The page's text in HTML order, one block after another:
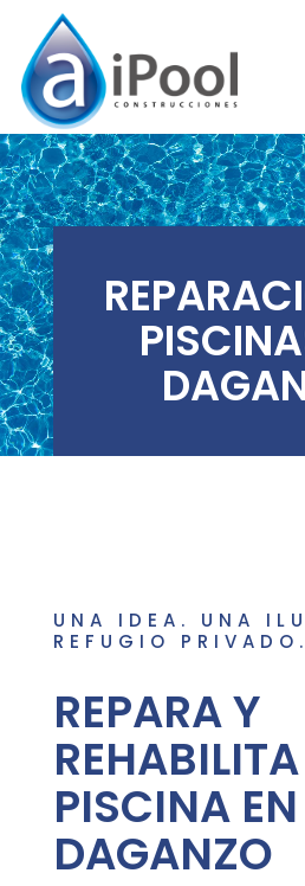
UNA IDEA. UNA
REFUGIO PRIVADO.
REPARA Y
PISCINA EN
DAGANZO